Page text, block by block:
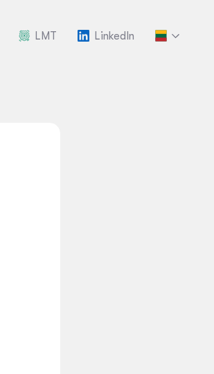
LMT LinkedIn